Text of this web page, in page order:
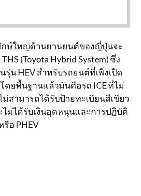
ษ์ใหญ่ด้านยานยนต์ของญี่ปุ่นจะ
(Toyota Hybrid System) ซึ่ง
รุ่น HEV สำหรับรถยนต์ที่เพิ่งเปิด
ดยพื้นฐานแล้วมันคือรถ ICE ที่ไม่
ม่สามารถได้รับป้ายทะเบียนสีเขียว
ไม่ได้รับเงินอุดหนุนและการปฏิบัติ
รือ PHEV